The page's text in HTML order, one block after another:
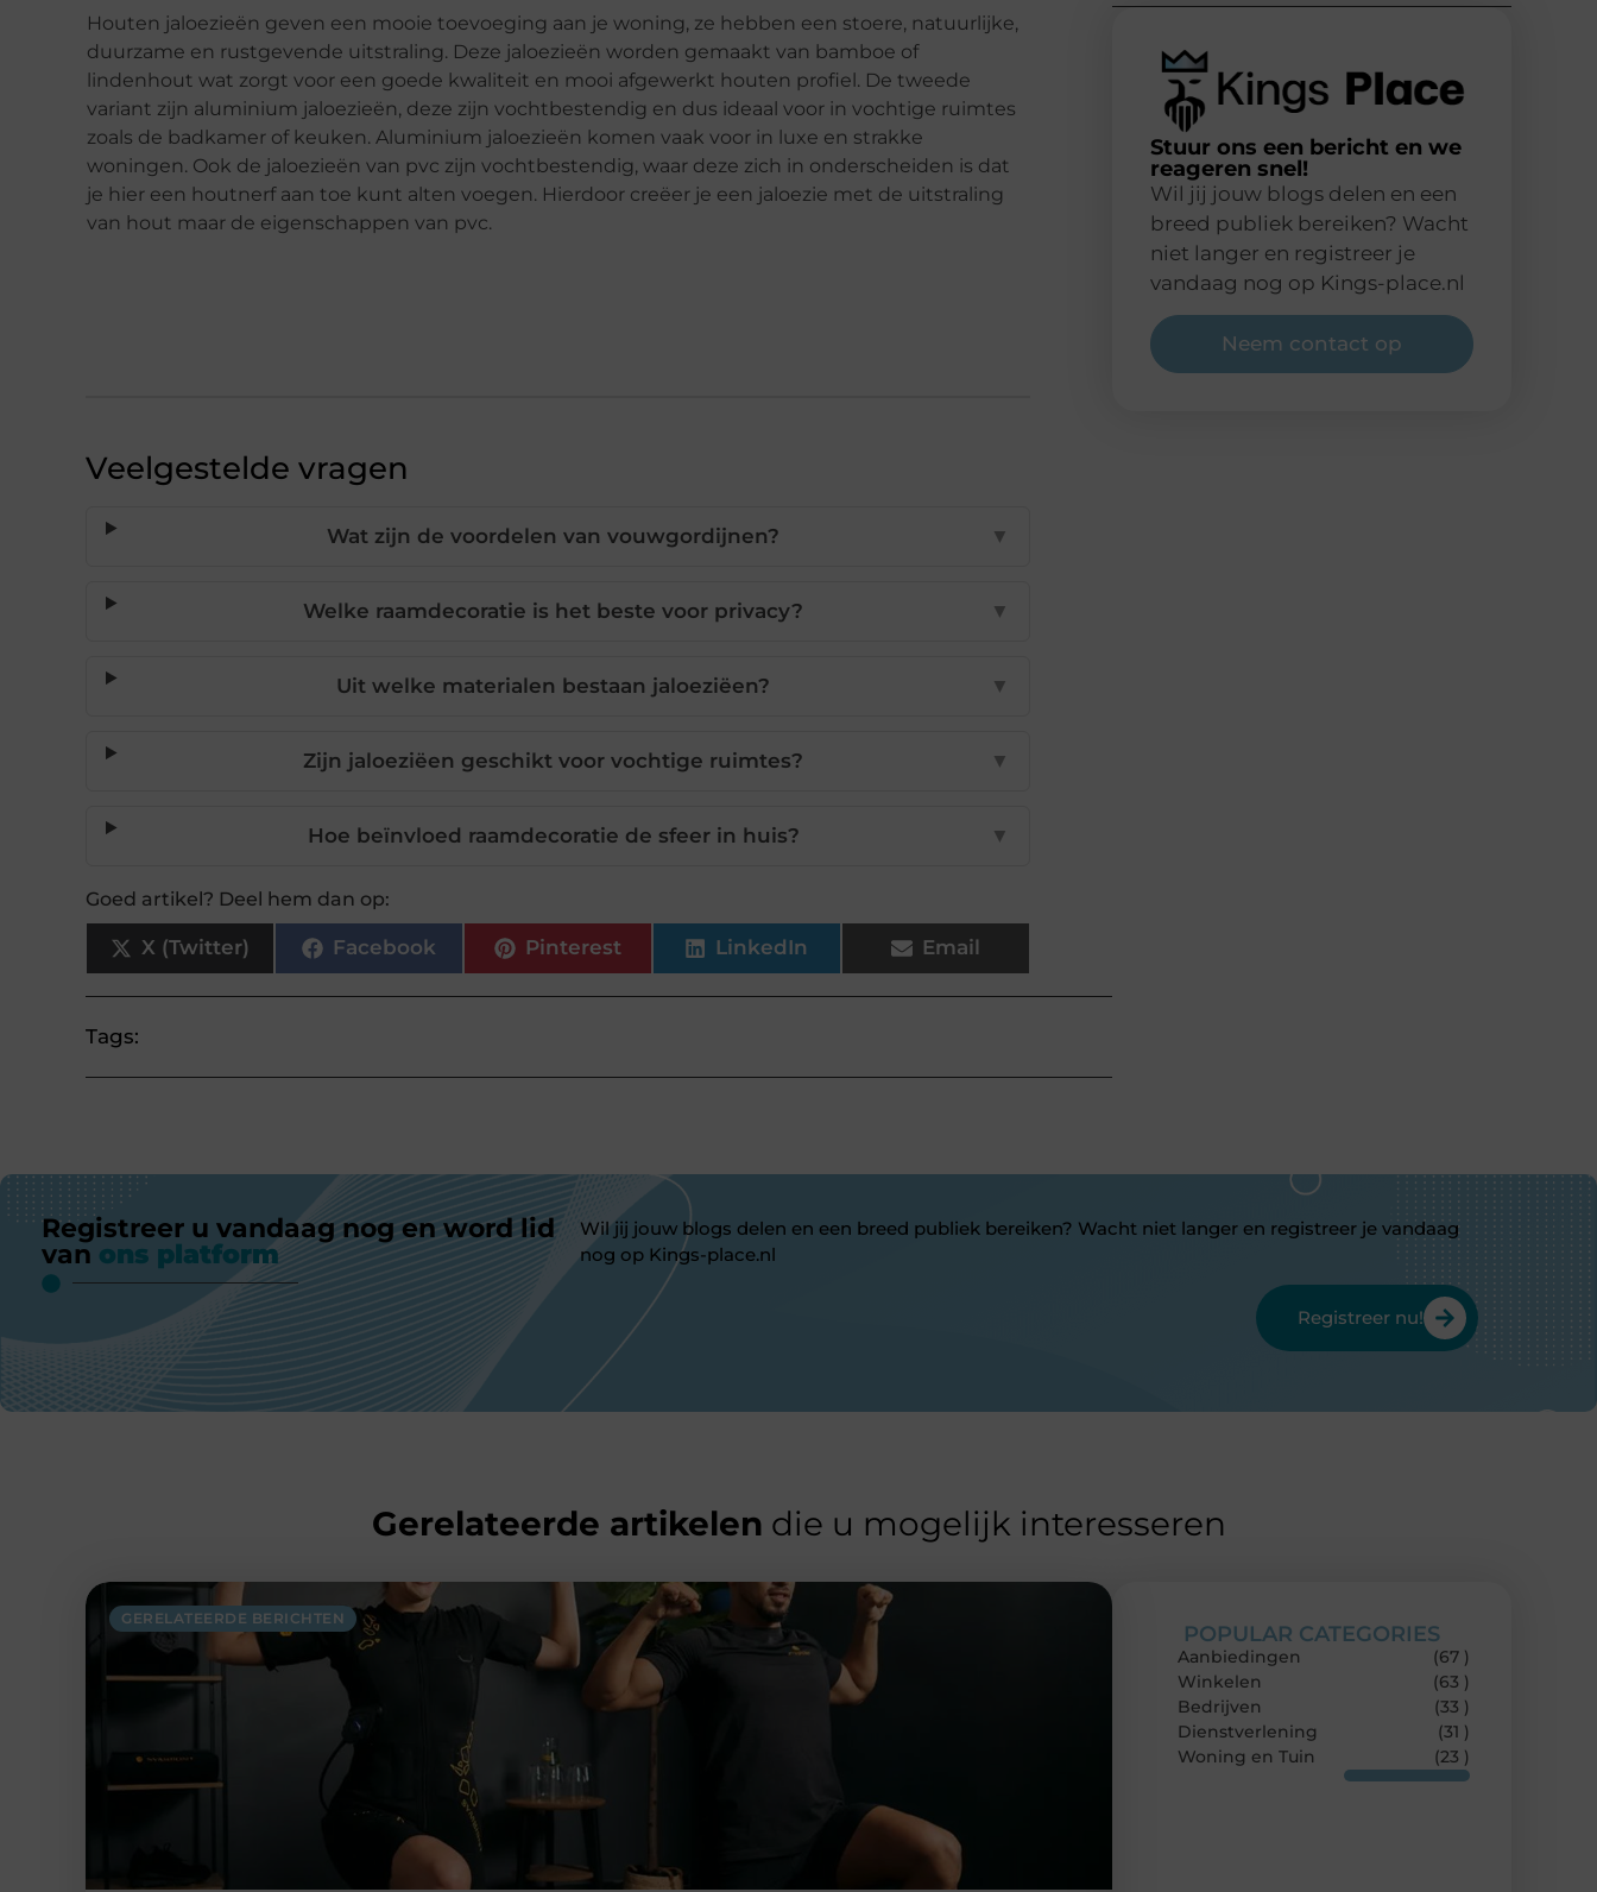
Houten jaloezieën geven een mooie toevoeging aan je woning, ze hebben een stoere, natuurlijke,
duurzame en rustgevende uitstraling. Deze jaloezieën worden gemaakt van bamboe of
lindenhout wat zorgt voor een goede kwaliteit en mooi afgewerkt houten profiel. De tweede
variant zijn aluminium jaloezieën, deze zijn vochtbestendig en dus ideaal voor in vochtige ruimtes
zoals de badkamer of keuken. Aluminium jaloezieën komen vaak voor in luxe en strakke
woningen. Ook de jaloezieën van pvc zijn vochtbestendig, waar deze zich in onderscheiden is dat
je hier een houtnerf aan toe kunt alten voegen. Hierdoor creëer je een jaloezie met de uitstraling
van hout maar de eigenschappen van pvc.
Veelgestelde vragen
Wat zijn de voordelen van vouwgordijnen? ▼
Welke raamdecoratie is het beste voor privacy? ▼
Uit welke materialen bestaan jaloeziëen? ▼
Zijn jaloeziëen geschikt voor vochtige ruimtes? ▼
Hoe beïnvloed raamdecoratie de sfeer in huis? ▼
Goed artikel? Deel hem dan op:
X (Twitter) Facebook Pinterest LinkedIn Email
Tags:
Stuur ons een bericht en we
reageren snel!
Wil jij jouw blogs delen en een
breed publiek bereiken? Wacht
niet langer en registreer je
vandaag nog op Kings-place.nl
Neem contact op
Registreer u vandaag nog en word lid
van ons platform
Wil jij jouw blogs delen en een breed publiek bereiken? Wacht niet langer en registreer je vandaag
nog op Kings-place.nl
Registreer nu!
Gerelateerde artikelen die u mogelijk interesseren
GERELATEERDE BERICHTEN
POPULAR CATEGORIES
Aanbiedingen
(67 )
Winkelen
(63 )
Bedrijven
(33 )
Dienstverlening
(31 )
Woning en Tuin
(23 )